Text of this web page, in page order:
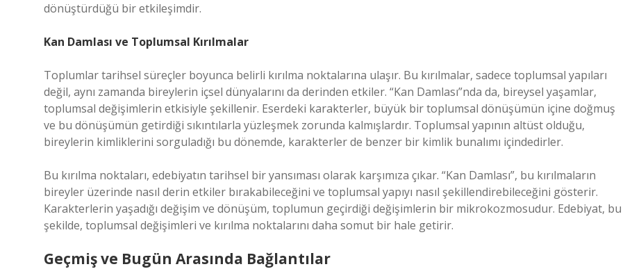
dönüştürdüğü bir etkileşimdir.
Kan Damlası ve Toplumsal Kırılmalar
Toplumlar tarihsel süreçler boyunca belirli kırılma noktalarına ulaşır. Bu kırılmalar, sadece toplumsal yapıları
değil, aynı zamanda bireylerin içsel dünyalarını da derinden etkiler. “Kan Damlası”nda da, bireysel yaşamlar,
toplumsal değişimlerin etkisiyle şekillenir. Eserdeki karakterler, büyük bir toplumsal dönüşümün içine doğmuş
ve bu dönüşümün getirdiği sıkıntılarla yüzleşmek zorunda kalmışlardır. Toplumsal yapının altüst olduğu,
bireylerin kimliklerini sorguladığı bu dönemde, karakterler de benzer bir kimlik bunalımı içindedirler.
Bu kırılma noktaları, edebiyatın tarihsel bir yansıması olarak karşımıza çıkar. “Kan Damlası”, bu kırılmaların
bireyler üzerinde nasıl derin etkiler bırakabileceğini ve toplumsal yapıyı nasıl şekillendirebileceğini gösterir.
Karakterlerin yaşadığı değişim ve dönüşüm, toplumun geçirdiği değişimlerin bir mikrokozmosudur. Edebiyat, bu
şekilde, toplumsal değişimleri ve kırılma noktalarını daha somut bir hale getirir.
Geçmiş ve Bugün Arasında Bağlantılar